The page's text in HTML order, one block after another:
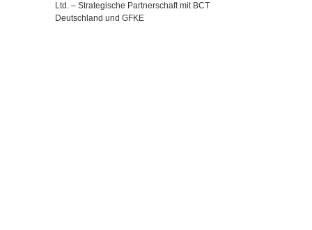
Ltd. – Strategische Partnerschaft mit BCT
Deutschland und GFKE